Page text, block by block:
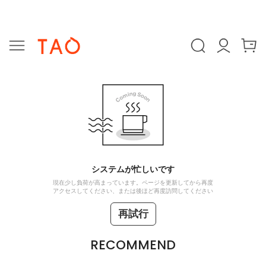
システムが忙しいです
現在少し負荷が高まっています。ページを更新してから再度
アクセスしてください、または後ほど再度訪問してください
再試行
RECOMMEND